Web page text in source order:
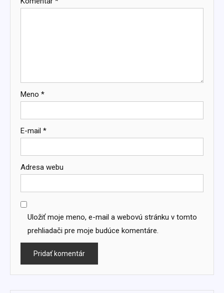
Meno *
E-mail *
Adresa webu
Uložiť moje meno, e-mail a webovú stránku v tomto
prehliadači pre moje budúce komentáre.